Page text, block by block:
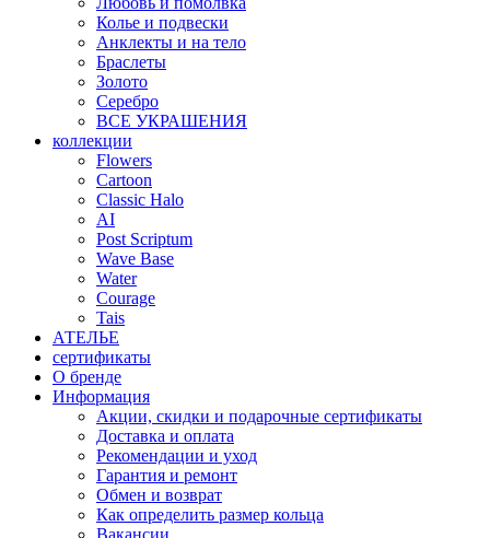
Колье и подвески
Анклекты и на тело
Браслеты
Золото
Серебро
ВСЕ УКРАШЕНИЯ
коллекции
Flowers
Cartoon
Classic Halo
AI
Post Scriptum
Wave Base
Water
Courage
Tais
АТЕЛЬЕ
сертификаты
О бренде
Информация
Акции, скидки и подарочные сертификаты
Доставка и оплата
Рекомендации и уход
Гарантия и ремонт
Обмен и возврат
Как определить размер кольца
Вакансии